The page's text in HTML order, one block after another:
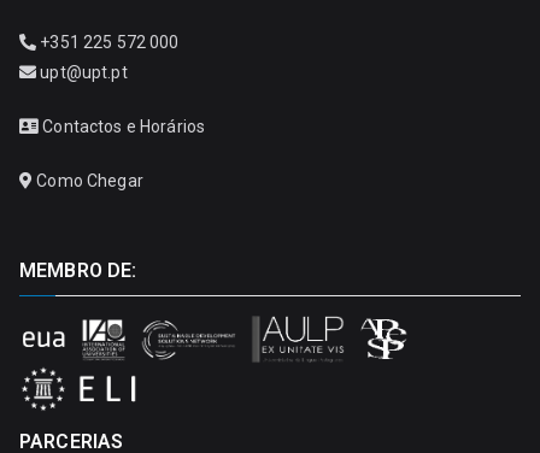
+351 225 572 000
upt@upt.pt
Contactos e Horários
Como Chegar
MEMBRO DE:
PARCERIAS